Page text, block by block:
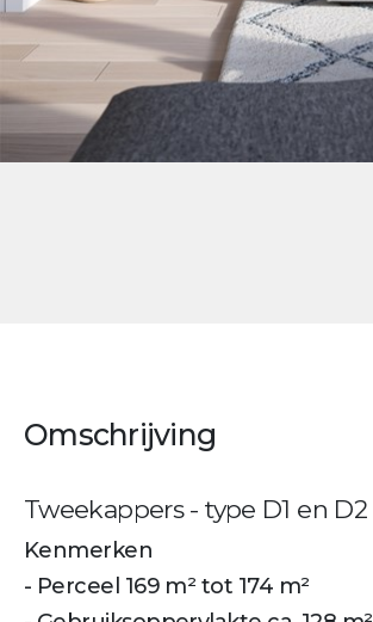
Omschrijving
Tweekappers - type D1 en D2
Kenmerken
- Perceel 169 m² tot 174 m²